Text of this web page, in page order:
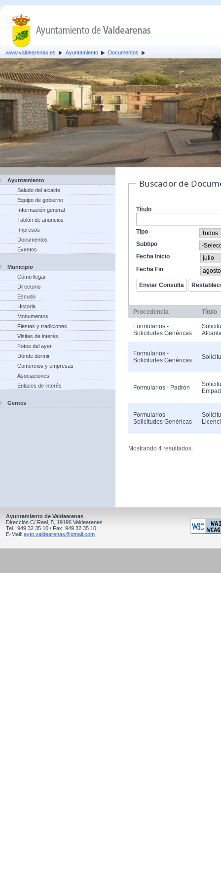
www.valdearenas.es Ayuntamiento Documentos
Ayuntamiento
Saludo del alcalde
Equipo de gobierno
Información general
Tablón de anuncios
Impresos
Documentos
Eventos
Municipio
Cómo llegar
Directorio
Escudo
Historia
Monumentos
Fiestas y tradiciones
Visitas de interés
Fotos del ayer
Dónde dormir
Comercios y empresas
Asociaciones
Enlaces de interés
Gentes
Buscador de
Título
Tipo
Subtipo
Fecha Inicio
Fecha Fin
Procedencia Título
Formularios -
Solicitudes Genéricas
Formularios -
Solicitudes Genéricas
Formularios - Padrón
Formularios -
Solicitudes Genéricas
Mostrando 4 resultados.
Ayuntamiento de Valdearenas
Dirección C/ Real, 5, 19196 Valdearenas
Tel.: 949 32 35 10 / Fax: 949 32 35 10
E-Mail: ayto.valdearenas@gmail.com